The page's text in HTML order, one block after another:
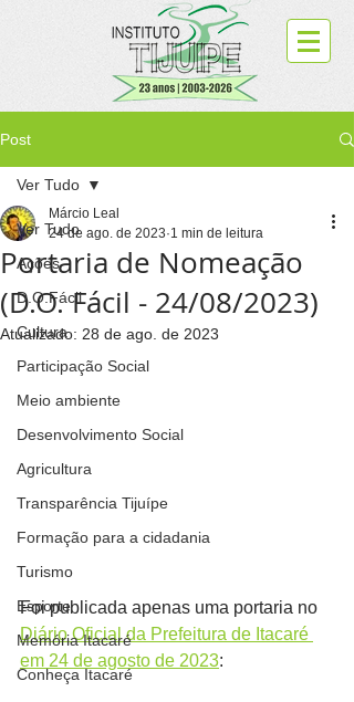
Post
Ver Tudo
Ações
D.O.Fácil
Cultura
Participação Social
Meio ambiente
Desenvolvimento Social
Agricultura
Transparência Tijuípe
Formação para a cidadania
Turismo
Esporte
Memória Itacaré
Conheça Itacaré
Ver Tudo
Portaria de Nomeação
(D.O. Fácil - 24/08/2023)
Márcio Leal
24 de ago. de 2023 1 min de leitura
Atualizado: 28 de ago. de 2023
Foi publicada apenas uma portaria no
Diário Oficial da Prefeitura de Itacaré
em 24 de agosto de 2023: